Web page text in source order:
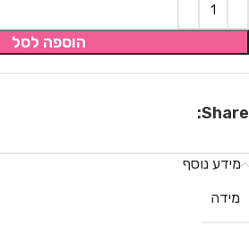
הוספה לסל
Share:
מידע נוסף
מידה